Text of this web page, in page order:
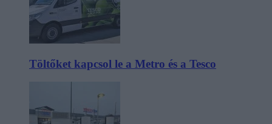
Töltőket kapcsol le a Metro és a Tesco